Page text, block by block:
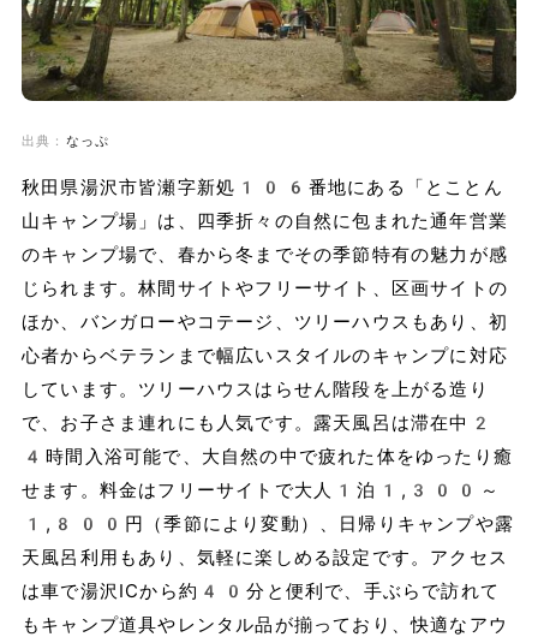
出典： なっぷ
秋田県湯沢市皆瀬字新処106番地にある「とことん
山キャンプ場」は、四季折々の自然に包まれた通年営業
のキャンプ場で、春から冬までその季節特有の魅力が感
じられます。林間サイトやフリーサイト、区画サイトの
ほか、バンガローやコテージ、ツリーハウスもあり、初
心者からベテランまで幅広いスタイルのキャンプに対応
しています。ツリーハウスはらせん階段を上がる造り
で、お子さま連れにも人気です。露天風呂は滞在中2
4時間入浴可能で、大自然の中で疲れた体をゆったり癒
せます。料金はフリーサイトで大人1泊1,300～
1,800円（季節により変動）、日帰りキャンプや露
天風呂利用もあり、気軽に楽しめる設定です。アクセス
は車で湯沢ICから約40分と便利で、手ぶらで訪れて
もキャンプ道具やレンタル品が揃っており、快適なアウ